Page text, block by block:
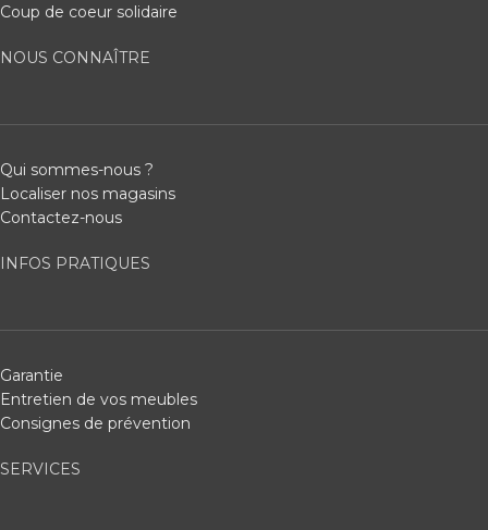
Coup de coeur solidaire
NOUS CONNAÎTRE
Qui sommes-nous ?
Localiser nos magasins
Contactez-nous
INFOS PRATIQUES
Garantie
Entretien de vos meubles
Consignes de prévention
SERVICES